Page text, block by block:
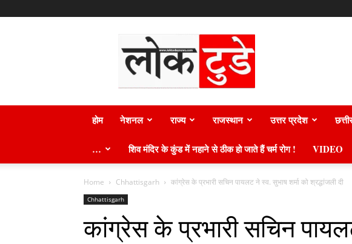
टुडे
न्यूज़
होम नेशनल राज्य राजस्थान उत्तर प्रदेश
… शिव मंदिर के कुंड में नहाने से ठीक हो जाते हैं चर्म रोग ! VIDEO
Home Chhattisgarh कांग्रेस के प्रभारी सचिन पायलट ने स्व. सुभाष शर्मा को श्रद्धांजली दी
Chhattisgarh
कांग्रेस के प्रभारी सचिन